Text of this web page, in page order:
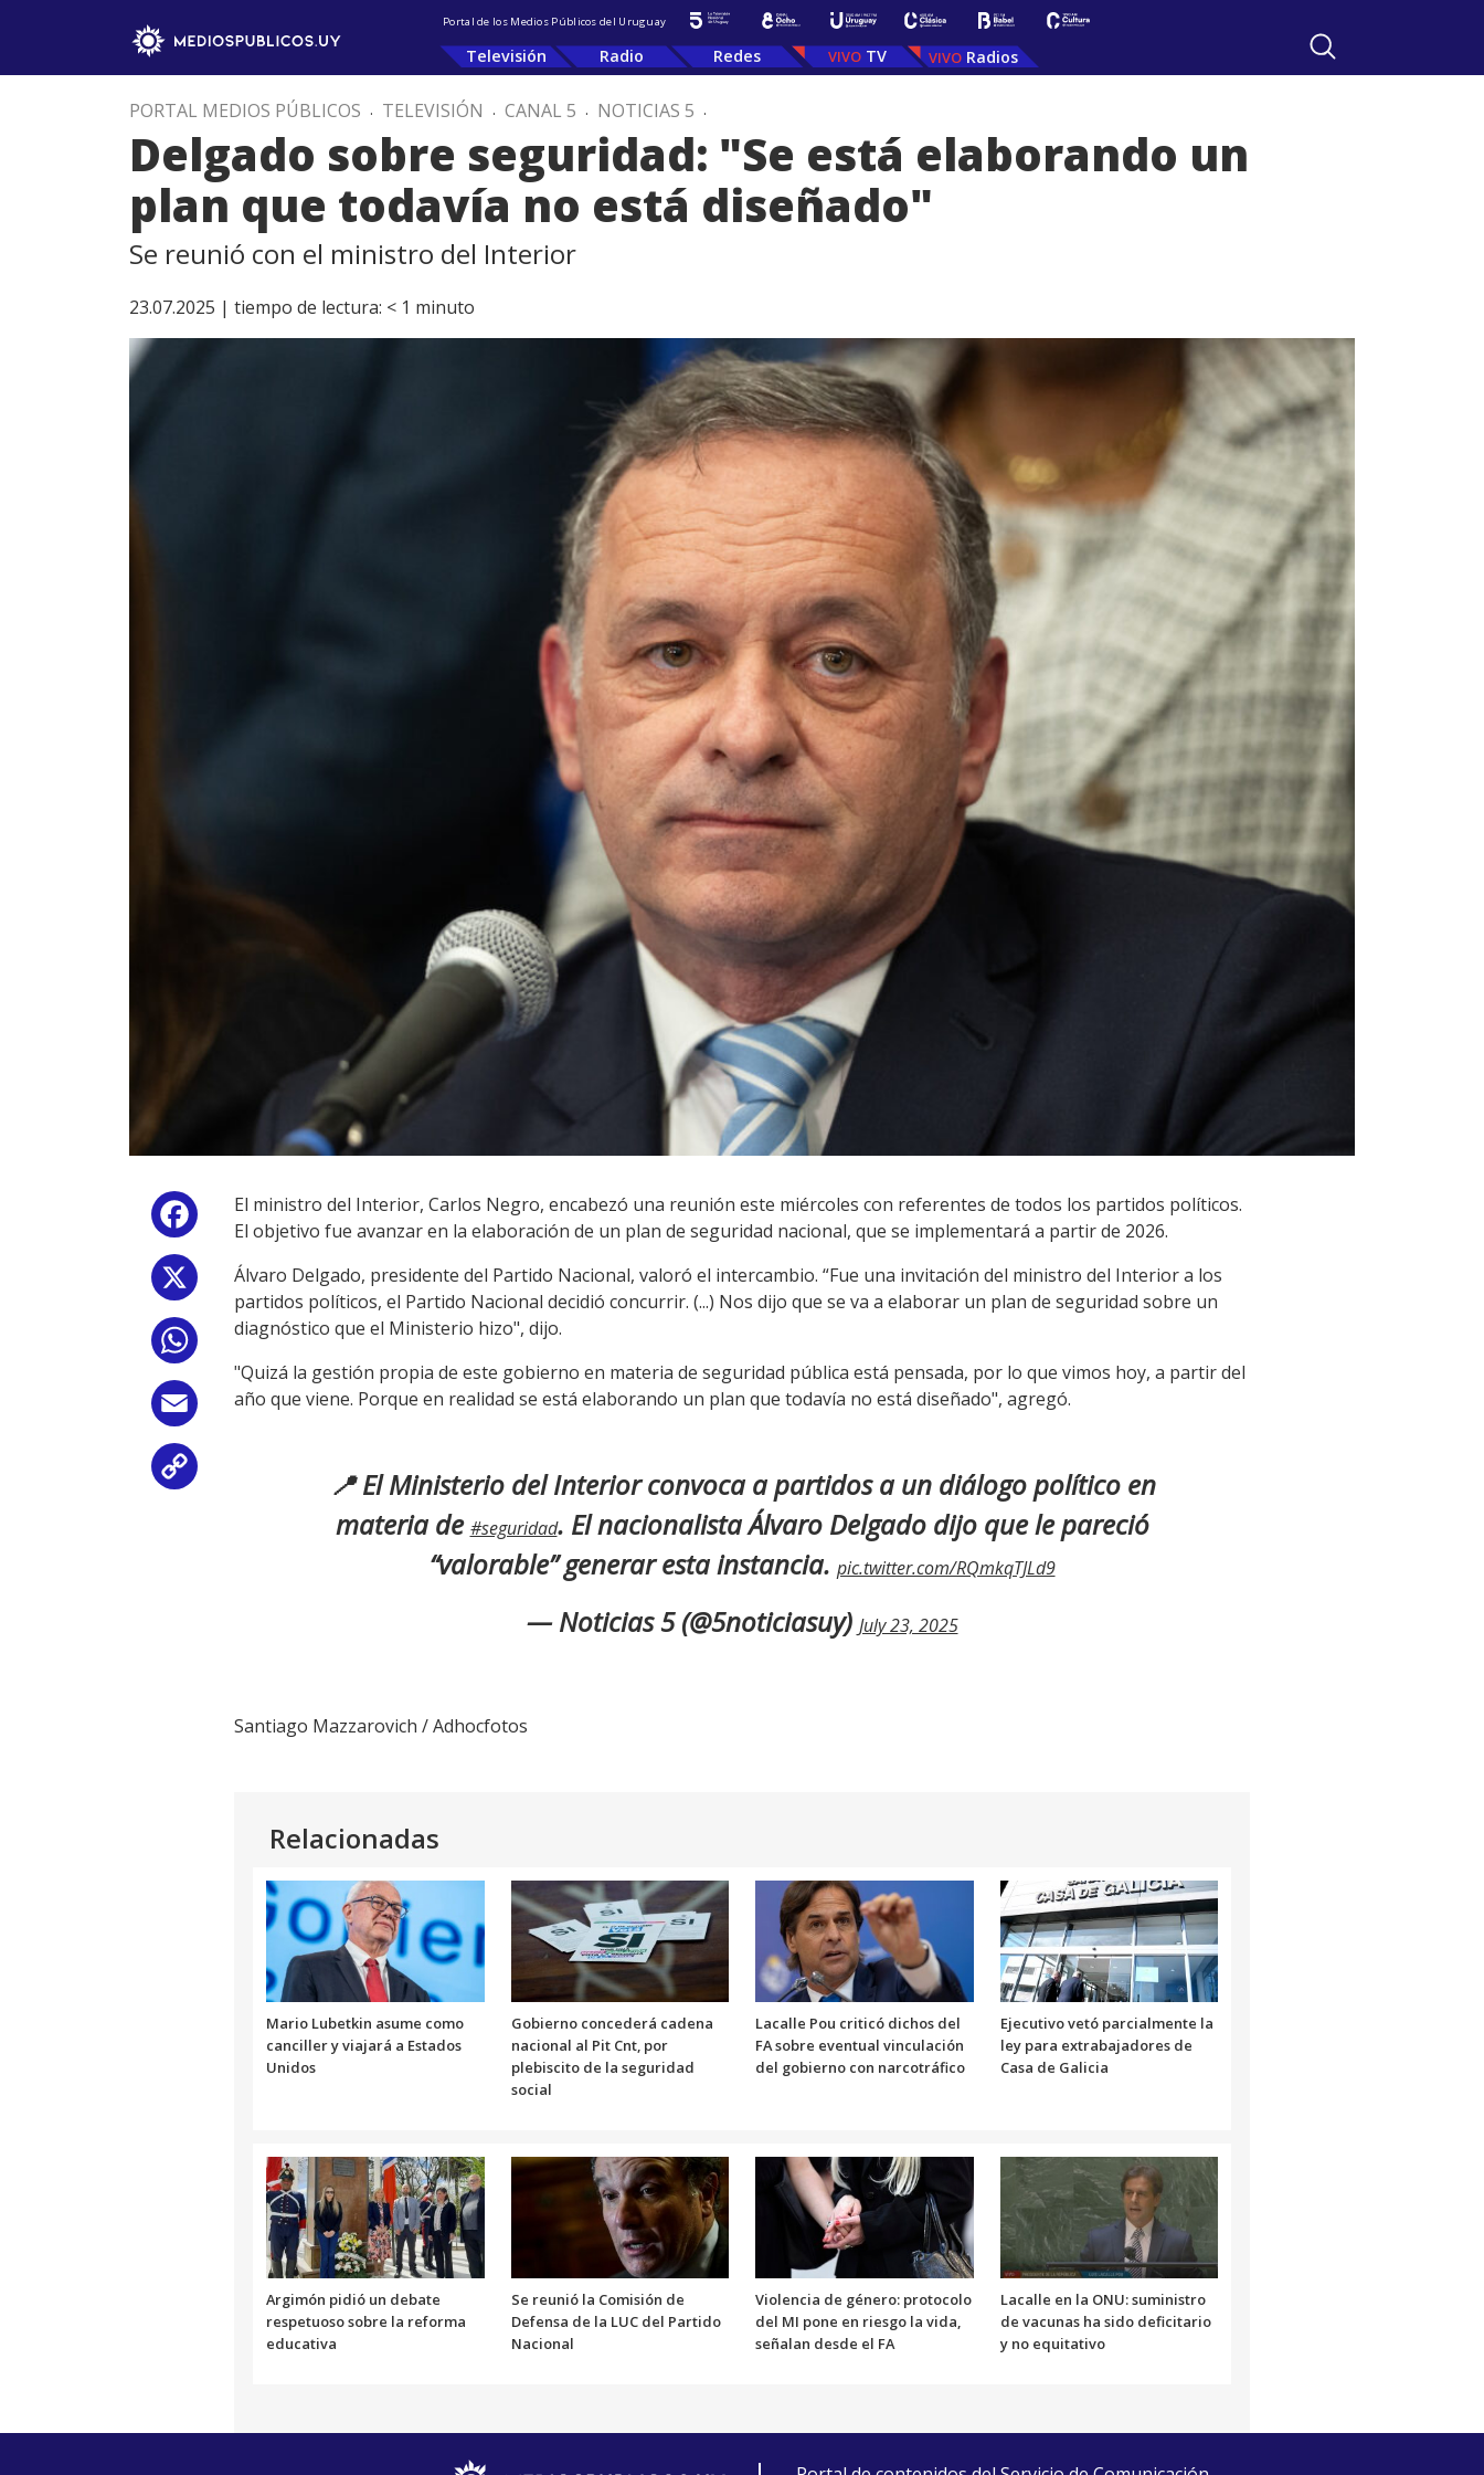
Portal de los Medios Públicos del Uruguay
Televisión Radio Redes TV Radios
PORTAL MEDIOS PÚBLICOS . TELEVISIÓN . CANAL 5 . NOTICIAS 5 .
Delgado sobre seguridad: "Se está elaborando un
plan que todavía no está diseñado"
Se reunió con el ministro del Interior
23.07.2025 | tiempo de lectura: < 1 minuto
Facebook
WhatsApp
Email
El ministro del Interior, Carlos Negro, encabezó una reunión este miércoles con referentes de todos los partidos políticos.
El objetivo fue avanzar en la elaboración de un plan de seguridad nacional, que se implementará a partir de 2026.
Álvaro Delgado, presidente del Partido Nacional, valoró el intercambio. “Fue una invitación del ministro del Interior a los
partidos políticos, el Partido Nacional decidió concurrir. (...) Nos dijo que se va a elaborar un plan de seguridad sobre un
diagnóstico que el Ministerio hizo", dijo.
"Quizá la gestión propia de este gobierno en materia de seguridad pública está pensada, por lo que vimos hoy, a partir del
año que viene. Porque en realidad se está elaborando un plan que todavía no está diseñado", agregó.
📍 El Ministerio del Interior convoca a partidos a un diálogo político en
materia de #seguridad. El nacionalista Álvaro Delgado dijo que le pareció
“valorable” generar esta instancia. pic.twitter.com/RQmkqTJLd9
— Noticias 5 (@5noticiasuy) July 23, 2025
Santiago Mazzarovich / Adhocfotos
Relacionadas
Mario Lubetkin asume como
canciller y viajará a Estados
Unidos
Gobierno concederá cadena
nacional al Pit Cnt, por
plebiscito de la seguridad
social
Lacalle Pou criticó dichos del
FA sobre eventual vinculación
del gobierno con narcotráfico
Ejecutivo vetó parcialmente la
ley para extrabajadores de
Casa de Galicia
Argimón pidió un debate
respetuoso sobre la reforma
educativa
Se reunió la Comisión de
Defensa de la LUC del Partido
Nacional
Violencia de género: protocolo
del MI pone en riesgo la vida,
señalan desde el FA
Lacalle en la ONU: suministro
de vacunas ha sido deficitario
y no equitativo